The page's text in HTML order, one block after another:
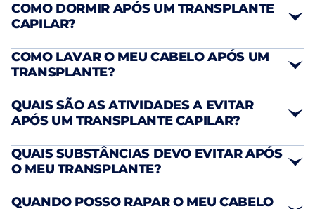
COMO DORMIR APÓS UM TRANSPLANTE
CAPILAR?
posição semi-sentada a 45°
COMO LAVAR O MEU CABELO APÓS UM
TRANSPLANTE?
exclusivamente a loção especial fornecida
pela clínica
QUAIS SÃO AS ATIVIDADES A EVITAR
APÓS UM TRANSPLANTE CAPILAR?
QUAIS SUBSTÂNCIAS DEVO EVITAR APÓS
O MEU TRANSPLANTE?
Álcool: Deve ser evitado durante pelo menos 7
QUANDO POSSO RAPAR O MEU CABELO